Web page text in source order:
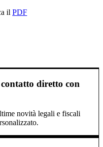
il PDF
diretto con
novità legali e fiscali